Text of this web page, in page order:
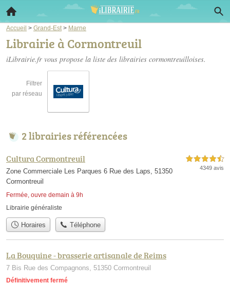
Accueil > Grand-Est > Marne
Librairie à Cormontreuil
iLibrairie.fr vous propose la liste des librairies cormontreuilloises.
Filtrer
par réseau
2 librairies référencées
Cultura Cormontreuil
Zone Commerciale Les Parques 6 Rue des Laps, 51350
Cormontreuil
Fermée, ouvre demain à 9h
4,5 étoiles sur 5
4349 avis
Librairie généraliste
Horaires Téléphone
La Bouquine - brasserie artisanale de Reims
7 Bis Rue des Compagnons, 51350 Cormontreuil
Définitivement fermé